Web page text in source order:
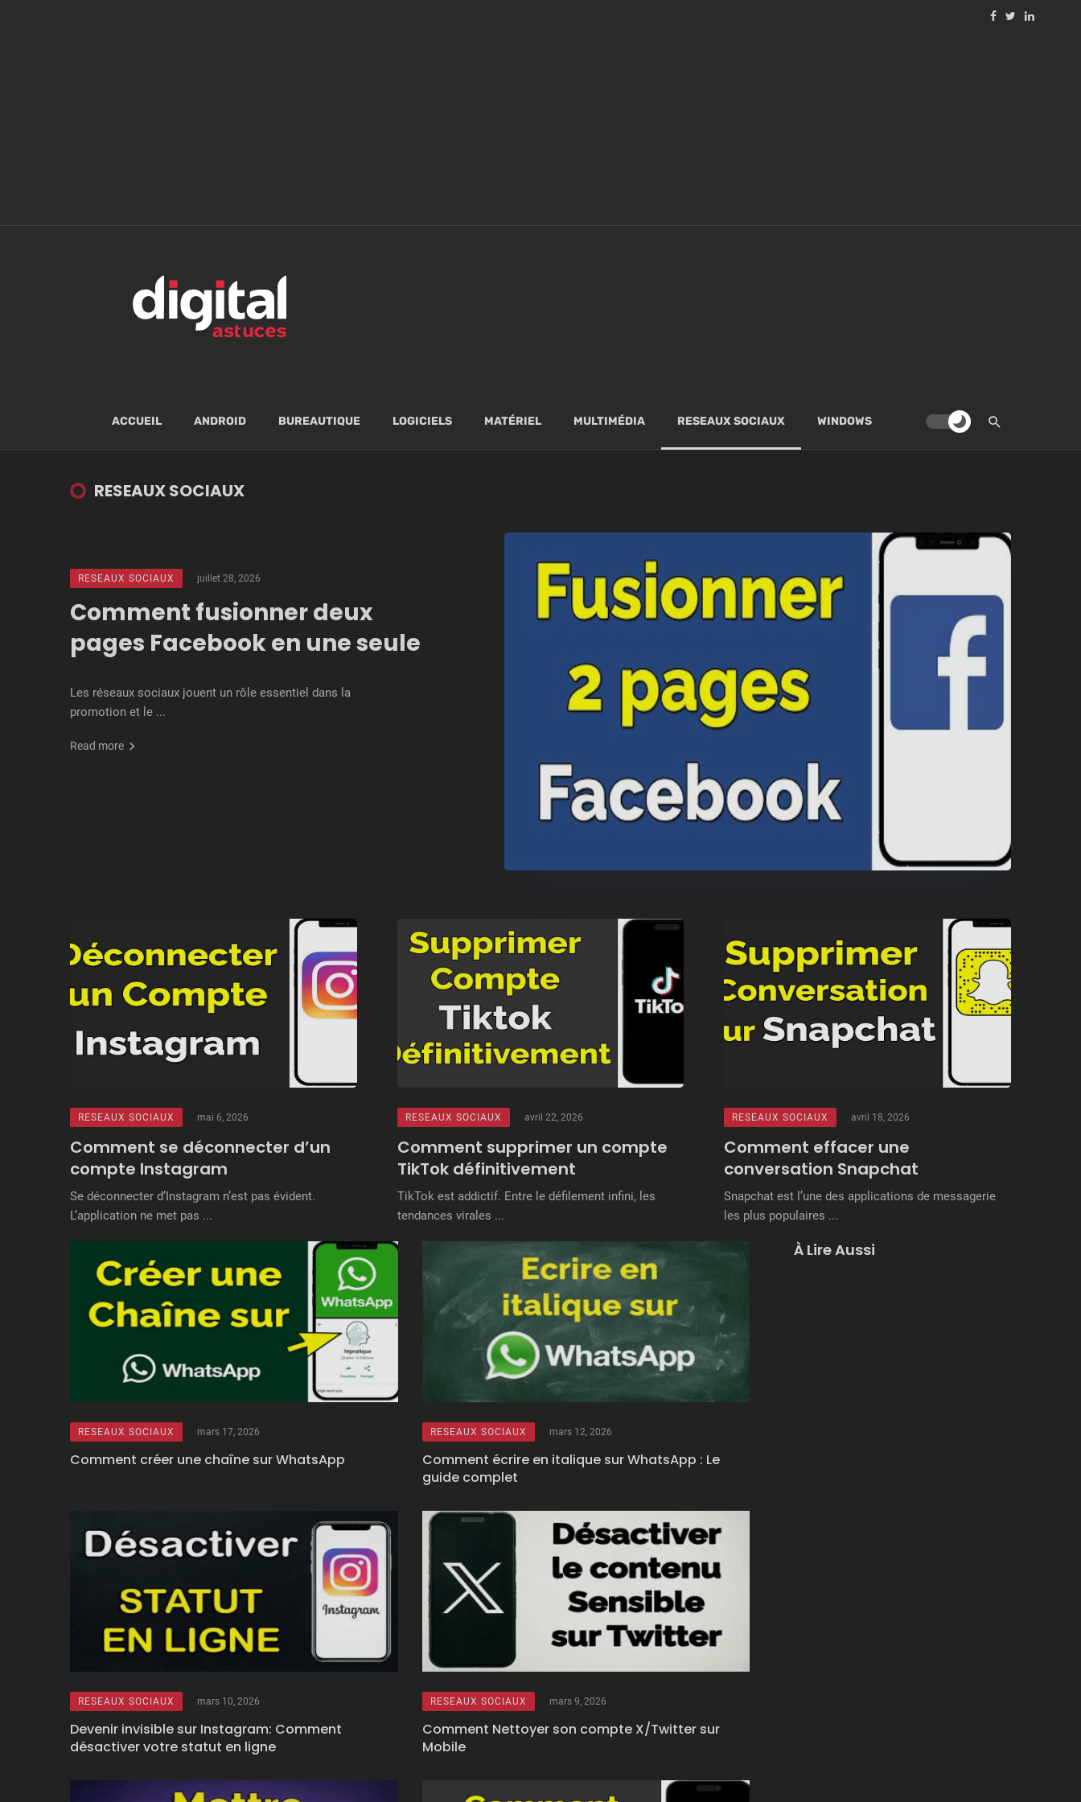
ACCUEIL ANDROID BUREAUTIQUE LOGICIELS MATÉRIEL MULTIMÉDIA RESEAUX SOCIAUX WINDOWS
RESEAUX SOCIAUX
RESEAUX SOCIAUX juillet 28, 2026
Comment fusionner deux
pages Facebook en une seule
Les réseaux sociaux jouent un rôle essentiel dans la
promotion et le ...
Read more
RESEAUX SOCIAUX mai 6, 2026
Comment se déconnecter d’un
compte Instagram
Se déconnecter d’Instagram n’est pas évident.
L’application ne met pas ...
RESEAUX SOCIAUX avril 22, 2026
Comment supprimer un compte
TikTok définitivement
TikTok est addictif. Entre le défilement infini, les
tendances virales ...
RESEAUX SOCIAUX avril 18, 2026
Comment effacer une
conversation Snapchat
Snapchat est l’une des applications de messagerie
les plus populaires ...
RESEAUX SOCIAUX mars 17, 2026
Comment créer une chaîne sur WhatsApp
RESEAUX SOCIAUX mars 12, 2026
Comment écrire en italique sur WhatsApp : Le
guide complet
RESEAUX SOCIAUX mars 10, 2026
Devenir invisible sur Instagram: Comment
désactiver votre statut en ligne
RESEAUX SOCIAUX mars 9, 2026
Comment Nettoyer son compte X/Twitter sur
Mobile
À Lire Aussi